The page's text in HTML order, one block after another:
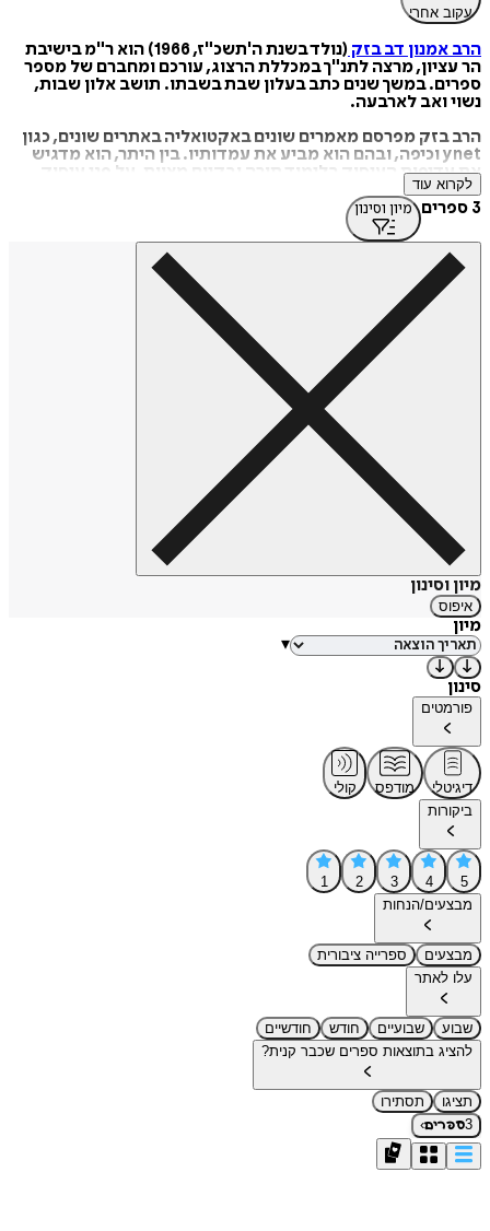
עקוב אחרי
הרב אמנון דב בזק
(נולד בשנת ה'תשכ"ז, 1966) הוא ר"מ בישיבת
הר עציון, מרצה לתנ"ך במכללת הרצוג, עורכם ומחברם של מספר
ספרים. במשך שנים כתב בעלון שבת בשבתו. תושב אלון שבות,
נשוי ואב לארבעה.
הרב בזק מפרסם מאמרים שונים באקטואליה באתרים שונים, כגון
ynet וכיפה, ובהם הוא מביע את עמדותיו. בין היתר, הוא מדגיש
את עדיפות העיסוק בלימוד תורה ובקיום מצוות, על פני עיסוק
בתחומי מיסטיקה שונים.
לקרוא עוד
3 ספרים מיון וסינון
מיון וסינון
איפוס
מיון
▾
סינון
פורמטים
דיגיטלי מודפס
קולי
ביקורות
5
4
3
2
1
מבצעים/הנחות
מבצעים
ספרייה ציבורית
עלו לאתר
שבוע שבועיים חודש
חודשיים
להציג בתוצאות ספרים שכבר קנית?
תציגו
תסתירו
3ספרים›